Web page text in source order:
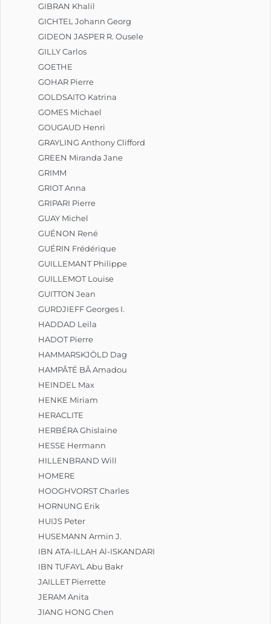
GIBRAN Khalil
GICHTEL Johann Georg
GIDEON JASPER R. Ousele
GILLY Carlos
GOETHE
GOHAR Pierre
GOLDSAITO Katrina
GOMES Michael
GOUGAUD Henri
GRAYLING Anthony Clifford
GREEN Miranda Jane
GRIMM
GRIOT Anna
GRIPARI Pierre
GUAY Michel
GUÉNON René
GUÉRIN Frédérique
GUILLEMANT Philippe
GUILLEMOT Louise
GUITTON Jean
GURDJIEFF Georges I.
HADDAD Leïla
HADOT Pierre
HAMMARSKJÖLD Dag
HAMPÂTÉ BÂ Amadou
HEINDEL Max
HENKE Miriam
HERACLITE
HERBÉRA Ghislaine
HESSE Hermann
HILLENBRAND Will
HOMERE
HOOGHVORST Charles
HORNUNG Erik
HUIJS Peter
HUSEMANN Armin J.
IBN ATA-ILLAH Al-ISKANDARI
IBN TUFAYL Abu Bakr
JAILLET Pierrette
JERAM Anita
JIANG HONG Chen